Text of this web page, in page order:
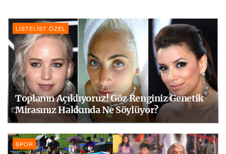
LISTELIST ÖZEL
Toplanın Açıklıyoruz! Göz Renginiz Genetik
Mirasınız Hakkında Ne Söylüyor?
SPOR